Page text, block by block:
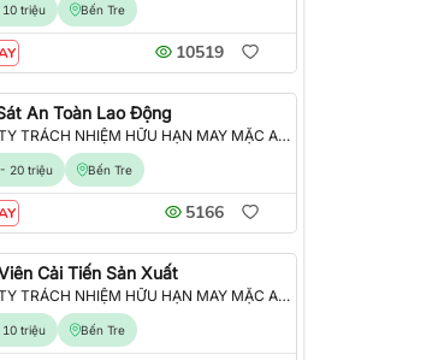
triệu Bến Tre
10519
An Toàn Lao Động
CÔNG TY TRÁCH NHIỆM HỮU HẠN MAY MẶC ALLIANCE ONE
20 triệu Bến Tre
5166
Cải Tiến Sản Xuất
CÔNG TY TRÁCH NHIỆM HỮU HẠN MAY MẶC ALLIANCE ONE
triệu Bến Tre